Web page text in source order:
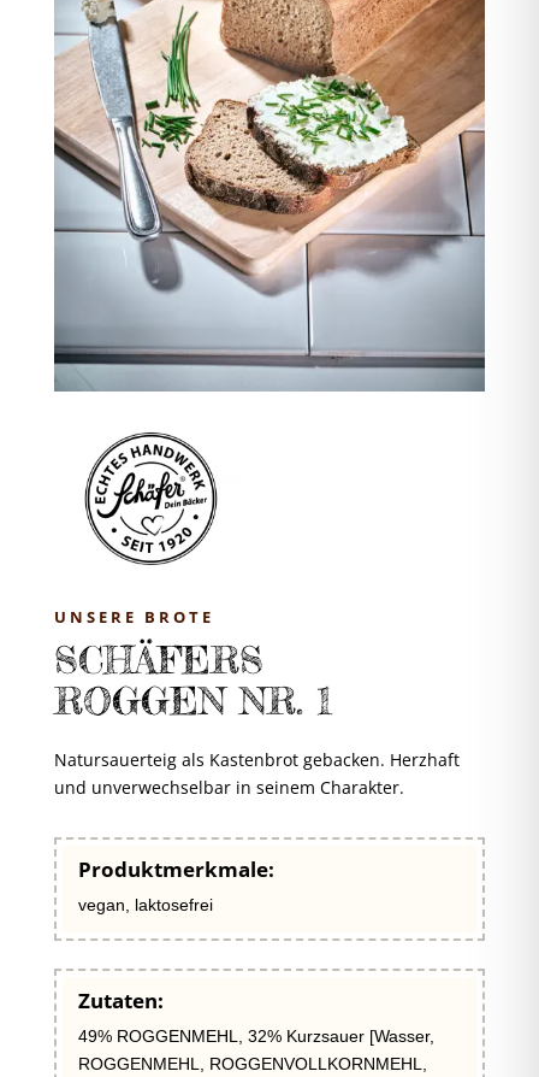
UNSERE BROTE
SCHÄFERS
ROGGEN NR. 1
Natursauerteig als Kastenbrot gebacken. Herzhaft
und unverwechselbar in seinem Charakter.
Produktmerkmale:
vegan, laktosefrei
Zutaten:
49% ROGGENMEHL, 32% Kurzsauer [Wasser,
ROGGENMEHL, ROGGENVOLLKORNMEHL,